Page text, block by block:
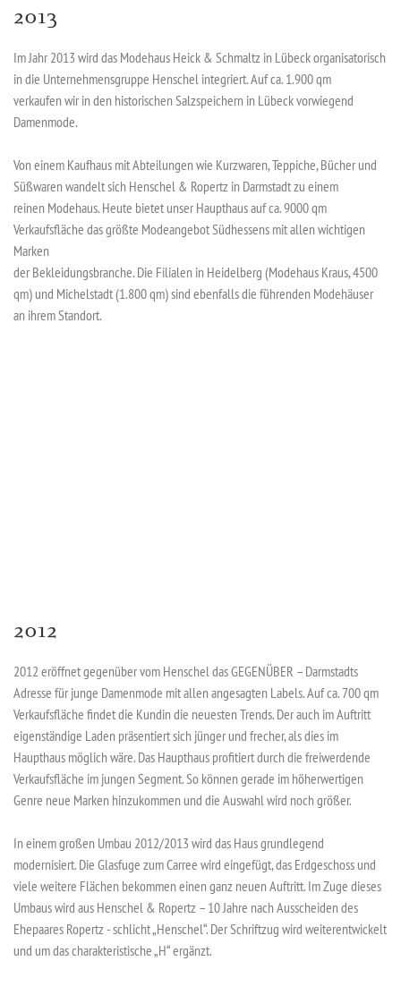
2013
Im Jahr 2013 wird das Modehaus Heick & Schmaltz in Lübeck organisatorisch
in die Unternehmensgruppe Henschel integriert. Auf ca. 1.900 qm
verkaufen wir in den historischen Salzspeichern in Lübeck vorwiegend
Damenmode.
Von einem Kaufhaus mit Abteilungen wie Kurzwaren, Teppiche, Bücher und
Süßwaren wandelt sich Henschel & Ropertz in Darmstadt zu einem
reinen Modehaus. Heute bietet unser Haupthaus auf ca. 9000 qm
Verkaufsfläche das größte Modeangebot Südhessens mit allen wichtigen
Marken
der Bekleidungsbranche. Die Filialen in Heidelberg (Modehaus Kraus, 4500
qm) und Michelstadt (1.800 qm) sind ebenfalls die führenden Modehäuser
an ihrem Standort.
2012
2012 eröffnet gegenüber vom Henschel das GEGENÜBER – Darmstadts
Adresse für junge Damenmode mit allen angesagten Labels. Auf ca. 700 qm
Verkaufsfläche findet die Kundin die neuesten Trends. Der auch im Auftritt
eigenständige Laden präsentiert sich jünger und frecher, als dies im
Haupthaus möglich wäre. Das Haupthaus profitiert durch die freiwerdende
Verkaufsfläche im jungen Segment. So können gerade im höherwertigen
Genre neue Marken hinzukommen und die Auswahl wird noch größer.
In einem großen Umbau 2012/2013 wird das Haus grundlegend
modernisiert. Die Glasfuge zum Carree wird eingefügt, das Erdgeschoss und
viele weitere Flächen bekommen einen ganz neuen Auftritt. Im Zuge dieses
Umbaus wird aus Henschel & Ropertz – 10 Jahre nach Ausscheiden des
Ehepaares Ropertz - schlicht „Henschel“. Der Schriftzug wird weiterentwickelt
und um das charakteristische „H“ ergänzt.